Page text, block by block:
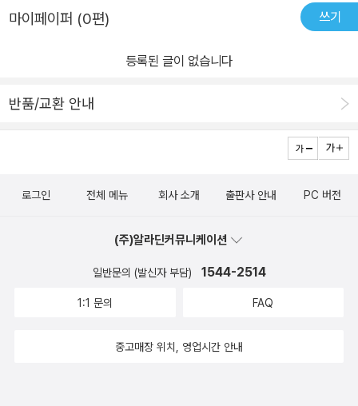
마이페이퍼 (0편) 쓰기
등록된 글이 없습니다
반품/교환 안내
로그인 전체 메뉴 회사 소개 출판사 안내 PC 버전
(주)알라딘커뮤니케이션
일반문의 (발신자 부담) 1544-2514
1:1 문의 FAQ
중고매장 위치, 영업시간 안내